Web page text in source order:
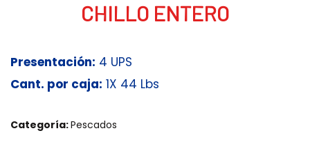
CHILLO ENTERO
Presentación: 4 UPS
Cant. por caja: 1X 44 Lbs
Categoría:Pescados